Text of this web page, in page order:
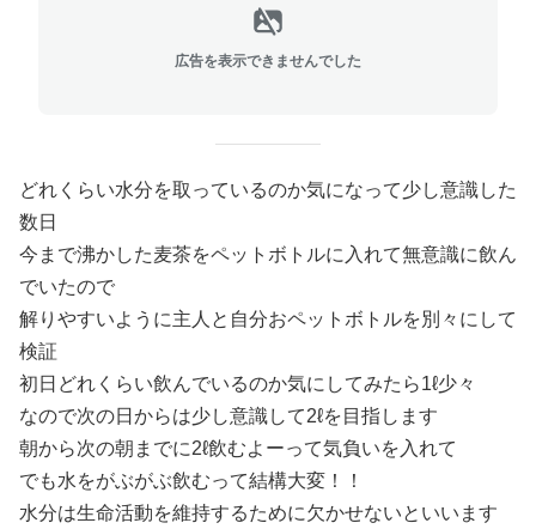
広告を表示できませんでした
どれくらい水分を取っているのか気になって少し意識した
数日
今まで沸かした麦茶をペットボトルに入れて無意識に飲ん
でいたので
解りやすいように主人と自分おペットボトルを別々にして
検証
初日どれくらい飲んでいるのか気にしてみたら1ℓ少々
なので次の日からは少し意識して2ℓを目指します
朝から次の朝までに2ℓ飲むよーって気負いを入れて
でも水をがぶがぶ飲むって結構大変！！
水分は生命活動を維持するために欠かせないといいます